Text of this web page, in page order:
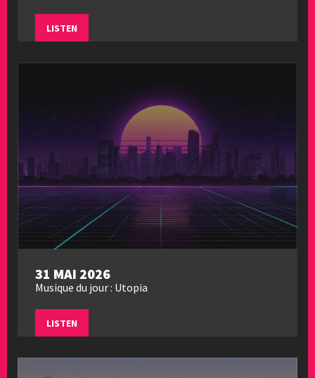
LISTEN
31 MAI 2026
Musique du jour : Utopia
LISTEN